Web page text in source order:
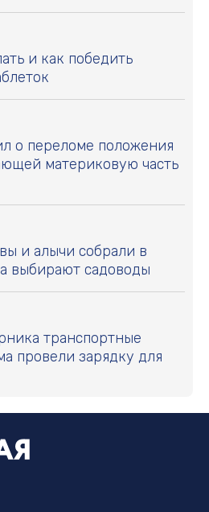
и как победить
о переломе положения
материковую часть
и алычи собрали в
выбирают садоводы
транспортные
провели зарядку для